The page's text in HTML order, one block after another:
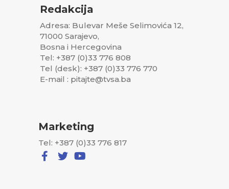
Redakcija
Adresa: Bulevar Meše Selimovića 12,
71000 Sarajevo,
Bosna i Hercegovina
Tel: +387 (0)33 776 808
Tel (desk): +387 (0)33 776 770
E-mail : pitajte@tvsa.ba
Marketing
Tel: +387 (0)33 776 817